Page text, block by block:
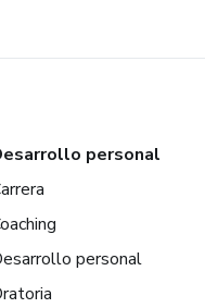
personal
personal